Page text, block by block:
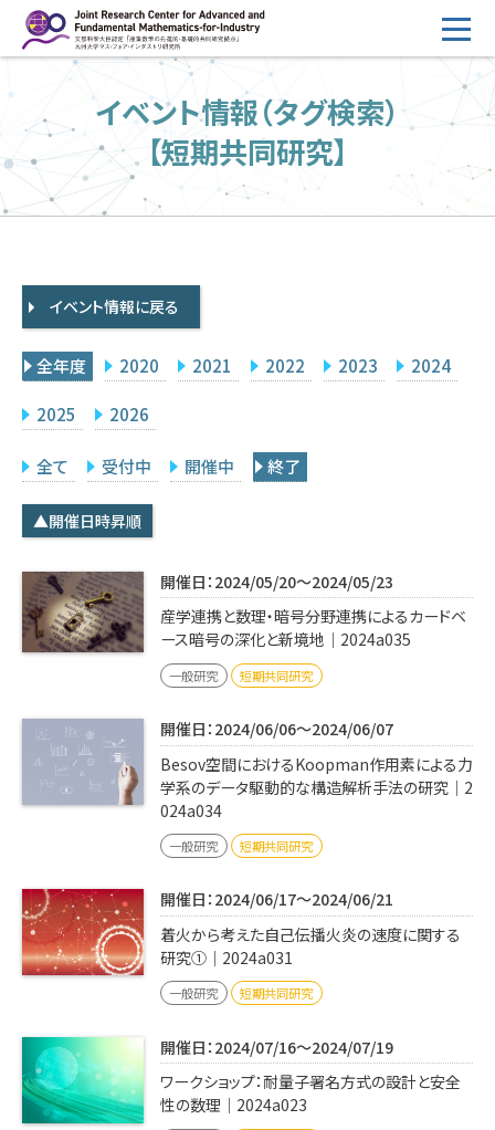
ン
へ
ス
キ
HOME
概要
運営
2026年度公募
採択研究・報告書一覧
イベント情報
研究代表者専用 委員専用
学内専用
Q&A
アクセス・お問合せ
メルマガ
IMI本サイトへ
イベント情報（タグ検索）
【短期共同研究】
イベント情報に戻る
全年度 2020 2021 2022 2023 2024
2025 2026
全て 受付中 開催中 終了
▲開催日時昇順
開催日：2024/05/20～2024/05/23
産学連携と数理・暗号分野連携によるカードベ
ース暗号の深化と新境地｜2024a035
一般研究 短期共同研究
開催日：2024/06/06～2024/06/07
Besov空間におけるKoopman作用素による力
学系のデータ駆動的な構造解析手法の研究｜2
024a034
一般研究 短期共同研究
開催日：2024/06/17～2024/06/21
着火から考えた自己伝播火炎の速度に関する
研究①｜2024a031
一般研究 短期共同研究
開催日：2024/07/16～2024/07/19
ワークショップ：耐量⼦署名⽅式の設計と安全
性の数理｜2024a023